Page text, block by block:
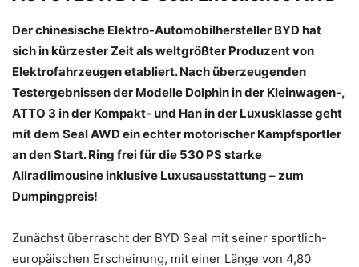
Der chinesische Elektro-Automobilhersteller BYD hat
sich in kürzester Zeit als weltgrößter Produzent von
Elektrofahrzeugen etabliert. Nach überzeugenden
Testergebnissen der Modelle Dolphin in der Kleinwagen-,
ATTO 3 in der Kompakt- und Han in der Luxusklasse geht
mit dem Seal AWD ein echter motorischer Kampfsportler
an den Start. Ring frei für die 530 PS starke
Allradlimousine inklusive Luxusausstattung – zum
Dumpingpreis!
Zunächst überrascht der BYD Seal mit seiner sportlich-
europäischen Erscheinung, mit einer Länge von 4,80